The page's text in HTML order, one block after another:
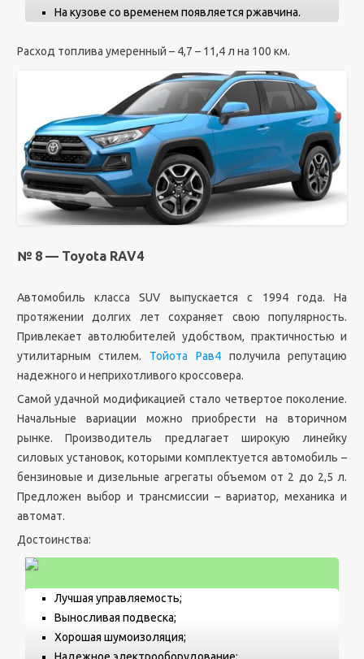
На кузове со временем появляется ржавчина.
Расход топлива умеренный – 4,7 – 11,4 л на 100 км.
№ 8 — Toyota RAV4
Автомобиль класса SUV выпускается с 1994 года. На
протяжении долгих лет сохраняет свою популярность.
Привлекает автолюбителей удобством, практичностью и
утилитарным стилем. Тойота Рав4получила репутацию
надежного и неприхотливого кроссовера.
Самой удачной модификацией стало четвертое поколение.
Начальные вариации можно приобрести на вторичном
рынке. Производитель предлагает широкую линейку
силовых установок, которыми комплектуется автомобиль –
бензиновые и дизельные агрегаты объемом от 2 до 2,5 л.
Предложен выбор и трансмиссии – вариатор, механика и
автомат.
Достоинства:
Лучшая управляемость;
Выносливая подвеска;
Хорошая шумоизоляция;
Надежное электрооборудование;